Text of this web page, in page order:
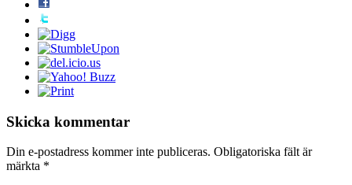
Skicka kommentar
Din e-postadress kommer inte publiceras. Obligatoriska fält är
märkta *